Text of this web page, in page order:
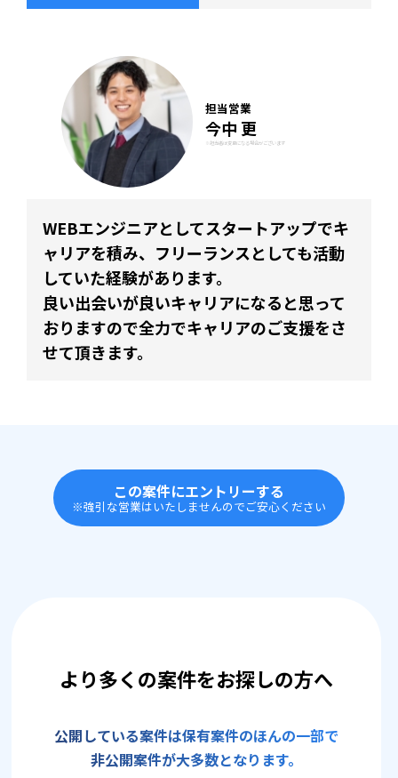
担当営業
今中 更
※担当者は変更になる場合がございます
WEBエンジニアとしてスタートアップでキ
ャリアを積み、フリーランスとしても活動
していた経験があります。
良い出会いが良いキャリアになると思って
おりますので全力でキャリアのご支援をさ
せて頂きます。
この案件にエントリーする
※強引な営業はいたしませんのでご安心ください
より多くの案件をお探しの方へ
公開している案件は保有案件のほんの一部で
非公開案件が大多数となります。